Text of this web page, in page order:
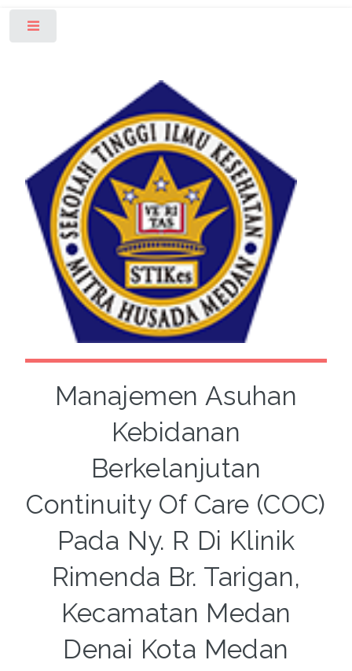
Manajemen Asuhan
Kebidanan
Berkelanjutan
Continuity Of Care (COC)
Pada Ny. R Di Klinik
Rimenda Br. Tarigan,
Kecamatan Medan
Denai Kota Medan